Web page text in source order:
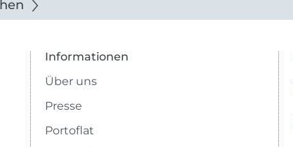
Informationen
Über uns
Presse
Portoflat